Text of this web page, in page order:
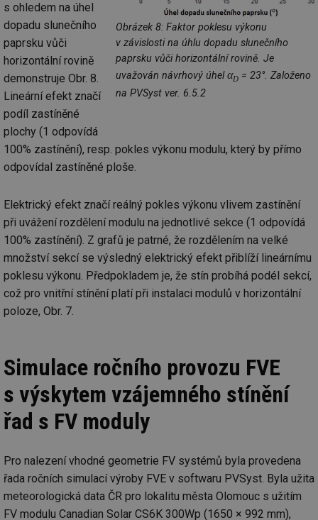
Obrázek 8: Faktor poklesu výkonu
v závislosti na úhlu dopadu slunečního
paprsku vůči horizontální rovině. Je
uvažován návrhový úhelαD = 23°. Založeno
na PVSyst ver. 6.5.2
s ohledem na úhel
dopadu slunečního
paprsku vůči
horizontální rovině
demonstruje Obr. 8.
Lineární efekt značí
podíl zastíněné
plochy (1 odpovídá
100% zastínění), resp. pokles výkonu modulu, který by přímo
odpovídal zastíněné ploše.
Elektrický efekt značí reálný pokles výkonu vlivem zastínění
při uvážení rozdělení modulu na jednotlivé sekce (1 odpovídá
100% zastínění). Z grafů je patrné, že rozdělením na velké
množství sekcí se výsledný elektrický efekt přiblíží lineárnímu
poklesu výkonu. Předpokladem je, že stín probíhá podél sekcí,
což pro vnitřní stínění platí při instalaci modulů v horizontální
poloze, Obr. 7.
Simulace ročního provozu FVE
s výskytem vzájemného stínění
řad s FV moduly
Pro nalezení vhodné geometrie FV systémů byla provedena
řada ročních simulací výroby FVE v softwaru PVSyst. Byla užita
meteorologická data ČR pro lokalitu města Olomouc s užitím
FV modulu Canadian Solar CS6K 300Wp (1650 × 992 mm),